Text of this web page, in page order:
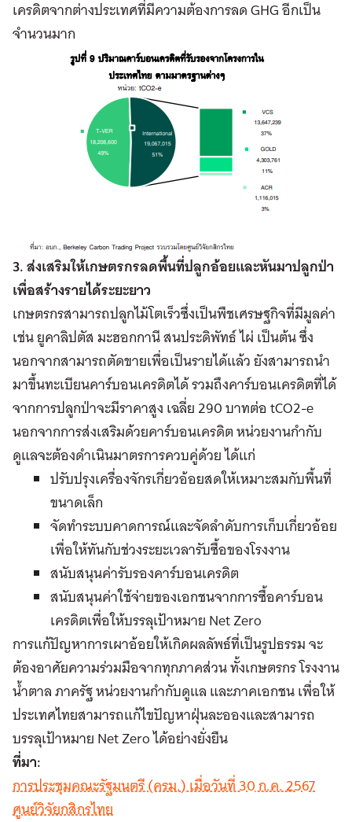
เครดิตจากต่างประเทศที่มีความต้องการลด GHG อีกเป็น
จำนวนมาก
3. ส่งเสริมให้เกษตรกรลดพื้นที่ปลูกอ้อยและหันมาปลูกป่า
เพื่อสร้างรายได้ระยะยาว
เกษตรกรสามารถปลูกไม้โตเร็วซึ่งเป็นพืชเศรษฐกิจที่มีมูลค่า
เช่น ยูคาลิปตัส มะฮอกกานี สนประดิพัทธ์ ไผ่ เป็นต้น ซึ่ง
นอกจากสามารถตัดขายเพื่อเป็นรายได้แล้ว ยังสามารถนำ
มาขึ้นทะเบียนคาร์บอนเครดิตได้ รวมถึงคาร์บอนเครดิตที่ได้
จากการปลูกป่าจะมีราคาสูง เฉลี่ย 290 บาทต่อ tCO2-e
นอกจากการส่งเสริมด้วยคาร์บอนเครดิต หน่วยงานกำกับ
ดูแลจะต้องดำเนินมาตรการควบคู่ด้วย ได้แก่
ปรับปรุงเครื่องจักรเกี่ยวอ้อยสดให้เหมาะสมกับพื้นที่
ขนาดเล็ก
จัดทำระบบคาดการณ์และจัดลำดับการเก็บเกี่ยวอ้อย
เพื่อให้ทันกับช่วงระยะเวลารับซื้อของโรงงาน
สนับสนุนค่ารับรองคาร์บอนเครดิต
สนับสนุนค่าใช้จ่ายของเอกชนจากการซื้อคาร์บอน
เครดิตเพื่อให้บรรลุเป้าหมาย Net Zero
การแก้ปัญหาการเผาอ้อยให้เกิดผลลัพธ์ที่เป็นรูปธรรม จะ
ต้องอาศัยความร่วมมือจากทุกภาคส่วน ทั้งเกษตรกร โรงงาน
น้ำตาล ภาครัฐ หน่วยงานกำกับดูแล และภาคเอกชน เพื่อให้
ประเทศไทยสามารถแก้ไขปัญหาฝุ่นละอองและสามารถ
บรรลุเป้าหมาย Net Zero ได้อย่างยั่งยืน
ที่มา:
การประชุมคณะรัฐมนตรี (ครม.) เมื่อวันที่ 30 ก.ค. 2567
ศูนย์วิจัยกสิกรไทย